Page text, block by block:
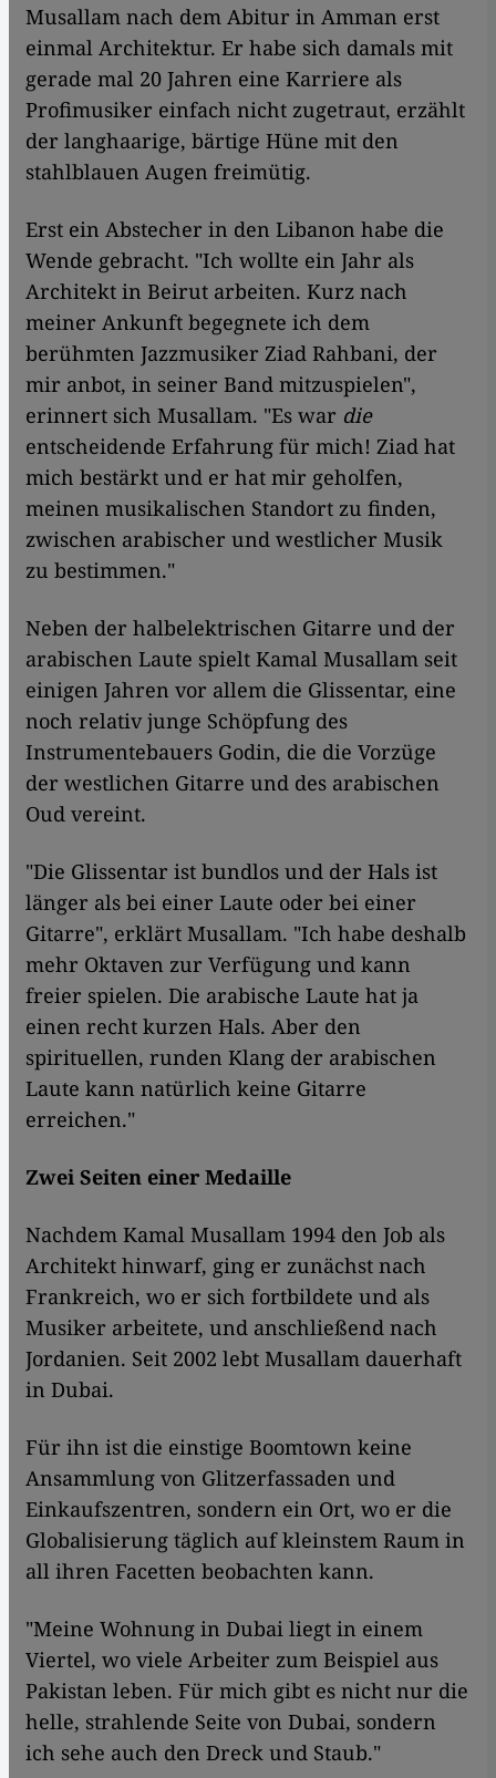
Musallam nach dem Abitur in Amman erst
einmal Architektur. Er habe sich damals mit
gerade mal 20 Jahren eine Karriere als
Profimusiker einfach nicht zugetraut, erzählt
der langhaarige, bärtige Hüne mit den
stahlblauen Augen freimütig.
Erst ein Abstecher in den Libanon habe die
Wende gebracht. "Ich wollte ein Jahr als
Architekt in Beirut arbeiten. Kurz nach
meiner Ankunft begegnete ich dem
berühmten Jazzmusiker Ziad Rahbani, der
mir anbot, in seiner Band mitzuspielen",
erinnert sich Musallam. "Es war die
entscheidende Erfahrung für mich! Ziad hat
mich bestärkt und er hat mir geholfen,
meinen musikalischen Standort zu finden,
zwischen arabischer und westlicher Musik
zu bestimmen."
Neben der halbelektrischen Gitarre und der
arabischen Laute spielt Kamal Musallam seit
einigen Jahren vor allem die Glissentar, eine
noch relativ junge Schöpfung des
Instrumentebauers Godin, die die Vorzüge
der westlichen Gitarre und des arabischen
Oud vereint.
"Die Glissentar ist bundlos und der Hals ist
länger als bei einer Laute oder bei einer
Gitarre", erklärt Musallam. "Ich habe deshalb
mehr Oktaven zur Verfügung und kann
freier spielen. Die arabische Laute hat ja
einen recht kurzen Hals. Aber den
spirituellen, runden Klang der arabischen
Laute kann natürlich keine Gitarre
erreichen."
Zwei Seiten einer Medaille
Nachdem Kamal Musallam 1994 den Job als
Architekt hinwarf, ging er zunächst nach
Frankreich, wo er sich fortbildete und als
Musiker arbeitete, und anschließend nach
Jordanien. Seit 2002 lebt Musallam dauerhaft
in Dubai.
Für ihn ist die einstige Boomtown keine
Ansammlung von Glitzerfassaden und
Einkaufszentren, sondern ein Ort, wo er die
Globalisierung täglich auf kleinstem Raum in
all ihren Facetten beobachten kann.
"Meine Wohnung in Dubai liegt in einem
Viertel, wo viele Arbeiter zum Beispiel aus
Pakistan leben. Für mich gibt es nicht nur die
helle, strahlende Seite von Dubai, sondern
ich sehe auch den Dreck und Staub."